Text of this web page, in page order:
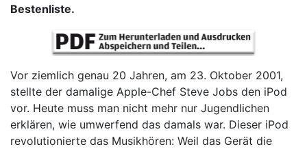
Bestenliste.
Vor ziemlich genau 20 Jahren, am 23. Oktober 2001,
stellte der damalige Apple-Chef Steve Jobs den iPod
vor. Heute muss man nicht mehr nur Jugendlichen
erklären, wie umwerfend das damals war. Dieser iPod
revolutionierte das Musikhören: Weil das Gerät die